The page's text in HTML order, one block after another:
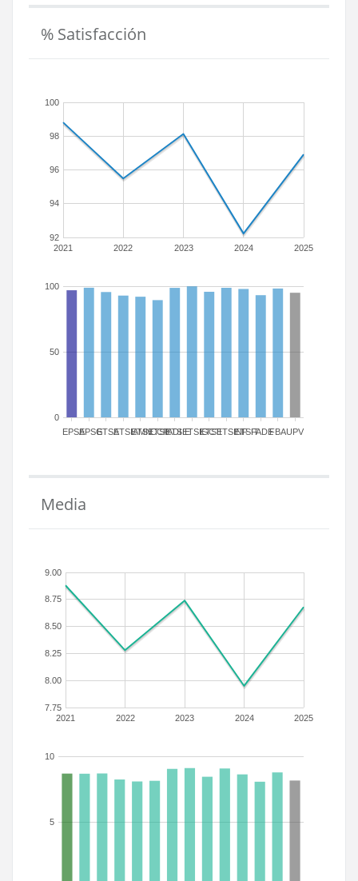
% Satisfacción
2021 2022 2023 2024 2025
92
94
96
98
100
EPSAEPSGETSAETSIAMN
ETSICCP
ETSIADI
ETSIEETSIGCT
ETSIIETSINFETSITFADEFBAUPV
0
50
100
Media
2021 2022 2023 2024 2025
7.75
8.00
8.25
8.50
8.75
9.00
5
10